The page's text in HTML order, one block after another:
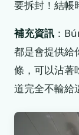
要拆封！結帳
補充資訊 ：
都是會提供給
條，可以沾著
道完全不輸給